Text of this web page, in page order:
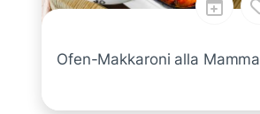
Ofen-Makkaroni alla Mamma